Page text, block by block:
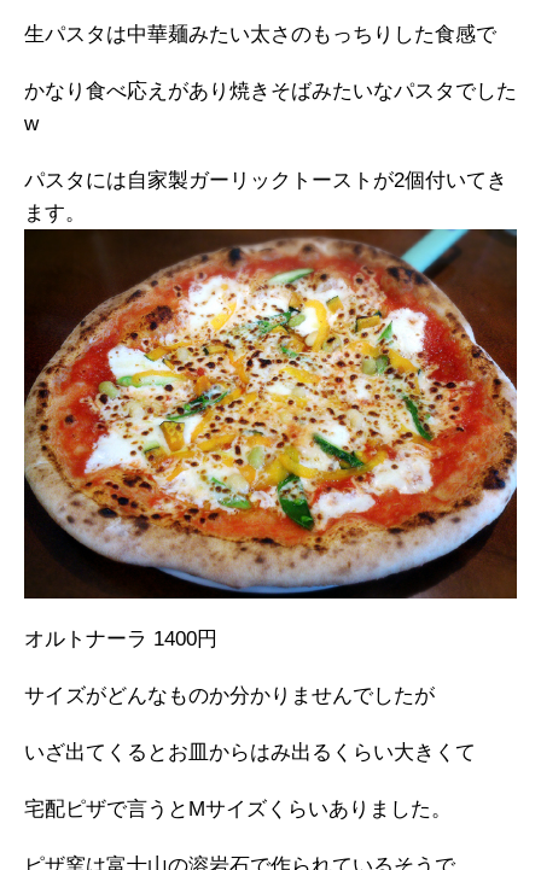
生パスタは中華麺みたい太さのもっちりした食感で
かなり食べ応えがあり焼きそばみたいなパスタでした
w
パスタには自家製ガーリックトーストが2個付いてき
ます。
オルトナーラ 1400円
サイズがどんなものか分かりませんでしたが
いざ出てくるとお皿からはみ出るくらい大きくて
宅配ピザで言うとMサイズくらいありました。